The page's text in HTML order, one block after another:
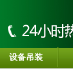
设备吊装